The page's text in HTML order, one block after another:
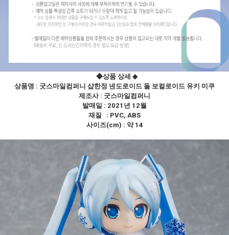
◆상품 상세 ◆
상품명 : 굿스마일컴퍼니 샵한정 넨도로이드 돌 보컬로이드 유키 미쿠
제조사 : 굿스마일컴퍼니
발매일 : 2021년 12월
재질 : PVC, ABS
사이즈(cm) : 약 14